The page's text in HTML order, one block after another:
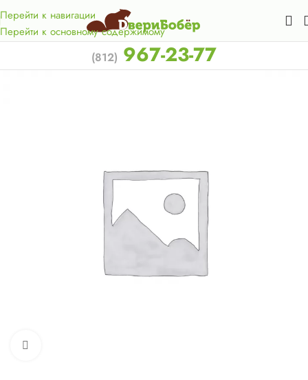
Перейти к навигации
Перейти к основному содержимому
км. от КАД.
(812) 967-23-77